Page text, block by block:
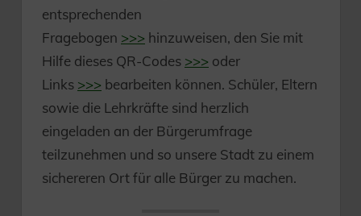
entsprechenden
Fragebogen >>> hinzuweisen, den Sie mit
Hilfe dieses QR-Codes >>> oder
Links >>> bearbeiten können. Schüler, Eltern
sowie die Lehrkräfte sind herzlich
eingeladen an der Bürgerumfrage
teilzunehmen und so unsere Stadt zu einem
sichereren Ort für alle Bürger zu machen.